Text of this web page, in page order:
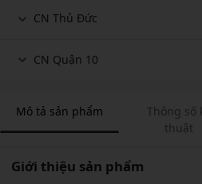
CN Thủ Đức
CN Quận 10
Mô tả sản phẩm
Thông số
thuật
Giới thiệu sản phẩm